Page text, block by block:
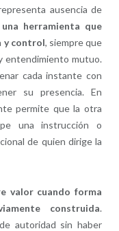
ausencia de
herramienta que
y control, siempre que
entendimiento mutuo.
cada instante con
su presencia. En
permite que la otra
una instrucción o
de quien dirige la
valor cuando forma
construida.
autoridad sin haber